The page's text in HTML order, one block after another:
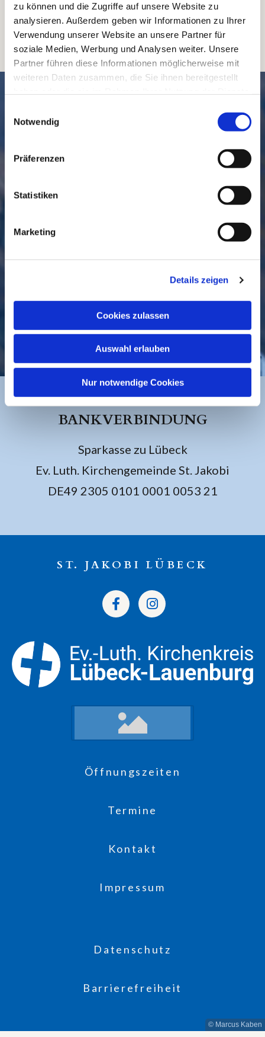
zu können und die Zugriffe auf unsere Website zu
analysieren. Außerdem geben wir Informationen zu Ihrer
Verwendung unserer Website an unsere Partner für
soziale Medien, Werbung und Analysen weiter. Unsere
Partner führen diese Informationen möglicherweise mit
weiteren Daten zusammen, die Sie ihnen bereitgestellt
Notwendig
Präferenzen
Statistiken
Marketing
Details zeigen
Cookies zulassen
Auswahl erlauben
Nur notwendige Cookies
SCHNELL // NAVIGIERT
GEMEINDE BESUCHEN
BANKVERBINDUNG
Sparkasse zu Lübeck
Ev. Luth. Kirchengemeinde St. Jakobi
DE49 2305 0101 0001 0053 21
ST. JAKOBI LÜBECK
Öffnungszeiten
Termine
Kontakt
Impressum
Datenschutz
Barrierefreiheit
© Marcus Kaben